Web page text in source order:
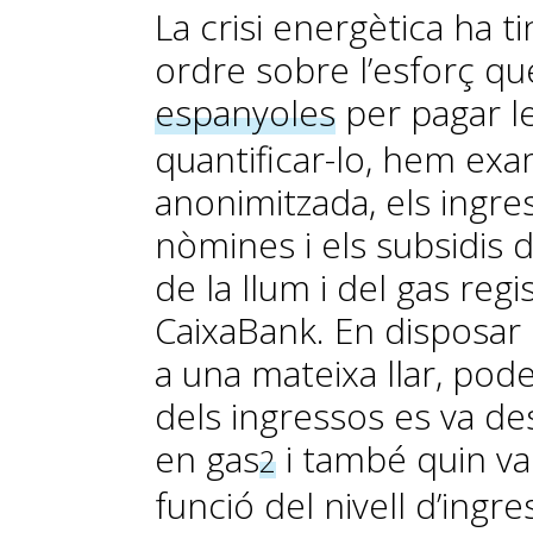
La crisi energètica ha
ordre sobre l’esforç
espanyoles per pagar
quantificar-lo, hem
anonimitzada, els
nòmines i els subsidis
de la llum i del gas
CaixaBank. En
a una mateixa llar,
dels ingressos es va
en gas2 i també quin
funció del nivell